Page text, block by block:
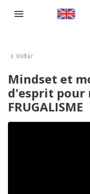
Voltar
Mindset et
d'esprit pour
FRUGALISME